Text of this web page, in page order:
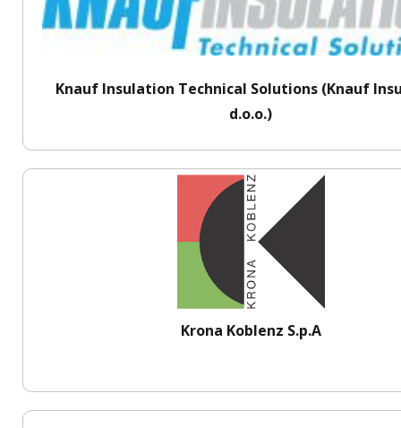
Knauf Insulation Technical Solutions (Knauf
d.o.o.)
Krona Koblenz S.p.A